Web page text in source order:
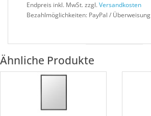
Endpreis inkl. MwSt. zzgl.Versandkosten
Bezahlmöglichkeiten: PayPal / Überweisung
Ähnliche Produkte